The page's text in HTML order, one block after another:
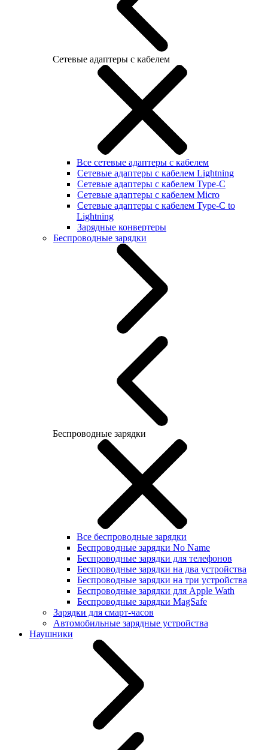
Сетевые адаптеры с кабелем
Все сетевые адаптеры с кабелем
Сетевые адаптеры с кабелем Lightning
Сетевые адаптеры с кабелем Type-C
Сетевые адаптеры с кабелем Micro
Сетевые адаптеры с кабелем Type-C to
Lightning
Зарядные конвертеры
Беспроводные зарядки
Беспроводные зарядки
Все беспроводные зарядки
Беспроводные зарядки No Name
Беспроводные зарядки для телефонов
Беспроводные зарядки на два устройства
Беспроводные зарядки на три устройства
Беспроводные зарядки для Apple Wath
Беспроводные зарядки MagSafe
Зарядки для смарт-часов
Автомобильные зарядные устройства
Наушники